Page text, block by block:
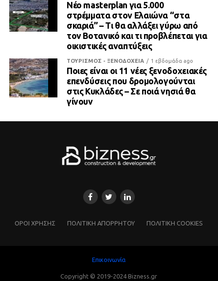
Νέο masterplan για 5.000
στρέμματα στον Ελαιώνα “στα
σκαριά” – Τι θα αλλάξει γύρω από
τον Βοτανικό και τι προβλέπεται για
οικιστικές αναπτύξεις
ΤΟΥΡΙΣΜΟΣ - ΞΕΝΟΔΟΧΕΙΑ 1 εβδομάδα ago
Ποιες είναι οι 11 νέες ξενοδοχειακές
επενδύσεις που δρομολογούνται
στις Κυκλάδες – Σε ποιά νησιά θα
γίνουν
ΌΡΟΙ ΧΡΗΣΗΣ ΠΟΛΙΤΙΚΗ ΑΠΟΡΡΗΤΟΥ ΠΟΛΙΤΙΚΗ COOKIES
Επικοινωνία
Copyright © 2019-2024 Bizness.gr